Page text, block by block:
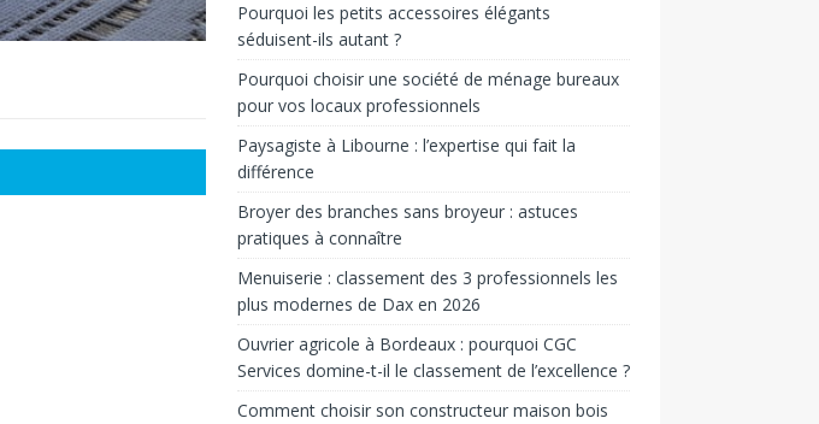
Pourquoi les petits accessoires élégants
séduisent-ils autant ?
Pourquoi choisir une société de ménage bureaux
pour vos locaux professionnels
Paysagiste à Libourne : l’expertise qui fait la
différence
Broyer des branches sans broyeur : astuces
pratiques à connaître
Menuiserie : classement des 3 professionnels les
plus modernes de Dax en 2026
Ouvrier agricole à Bordeaux : pourquoi CGC
Services domine-t-il le classement de l’excellence ?
Comment choisir son constructeur maison bois